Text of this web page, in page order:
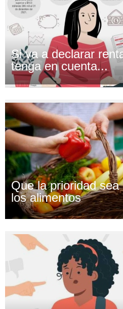
Si va a declarar
tenga en cuenta...
Que la prioridad sea
los alimentos